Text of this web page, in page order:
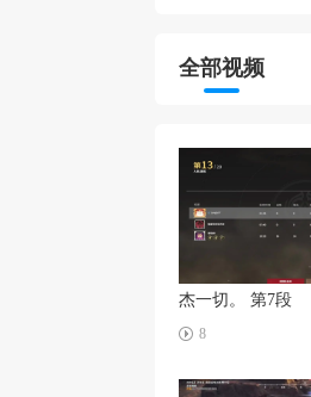
全部视频
☑
杰一切。 第7段
8